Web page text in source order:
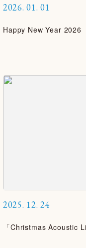
2026. 01.01
Happy New Year 2026
2025. 12.24
「Christmas Acoustic